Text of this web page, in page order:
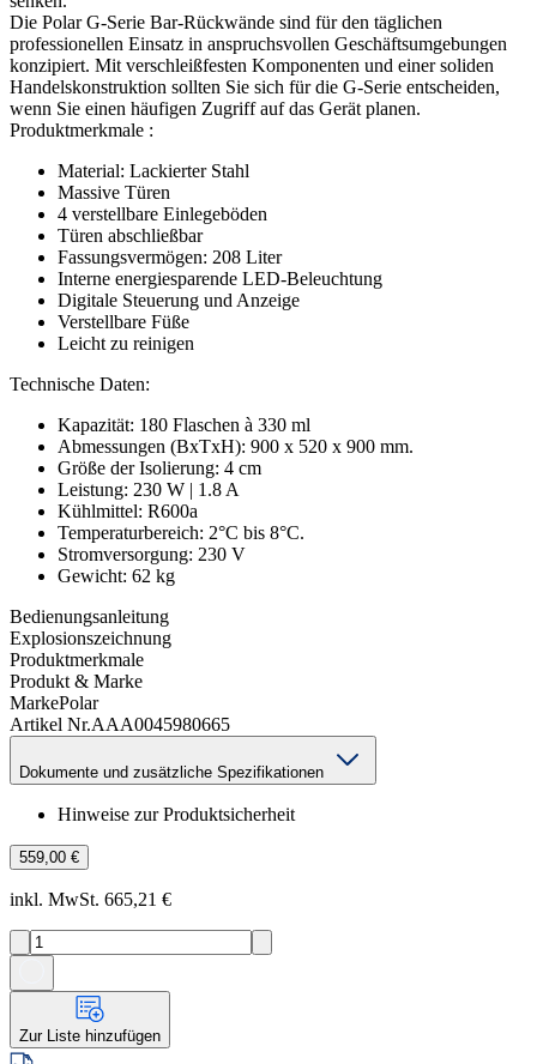
Die Polar G-Serie Bar-Rückwände sind für den täglichen
professionellen Einsatz in anspruchsvollen Geschäftsumgebungen
konzipiert. Mit verschleißfesten Komponenten und einer soliden
Handelskonstruktion sollten Sie sich für die G-Serie entscheiden,
wenn Sie einen häufigen Zugriff auf das Gerät planen.
Produktmerkmale :
Material: Lackierter Stahl
Massive Türen
4 verstellbare Einlegeböden
Türen abschließbar
Fassungsvermögen: 208 Liter
Interne energiesparende LED-Beleuchtung
Digitale Steuerung und Anzeige
Verstellbare Füße
Leicht zu reinigen
Technische Daten:
Kapazität: 180 Flaschen à 330 ml
Abmessungen (BxTxH): 900 x 520 x 900 mm.
Größe der Isolierung: 4 cm
Leistung: 230 W | 1.8 A
Kühlmittel: R600a
Temperaturbereich: 2°C bis 8°C.
Stromversorgung: 230 V
Gewicht: 62 kg
Bedienungsanleitung
Explosionszeichnung
Produktmerkmale
Produkt & Marke
MarkePolar
Artikel Nr.AAA0045980665
Dokumente und zusätzliche Spezifikationen
Hinweise zur Produktsicherheit
559,00 €
inkl. MwSt. 665,21 €
Zur Liste hinzufügen